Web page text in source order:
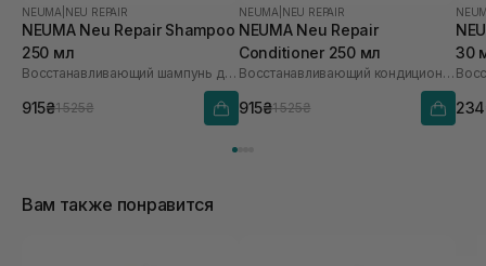
NEUMA NEU REPAIR
NEUMA Neu Repair Shampoo
250 мл
Восстанавливающий шампунь для волос
915₴1 525₴
NEUMA NEU REPAIR
NEUMA Neu Repair
Conditioner 250 мл
Восстанавливающий кондиционер для волос
915₴1 525₴
30
Вам также понравится